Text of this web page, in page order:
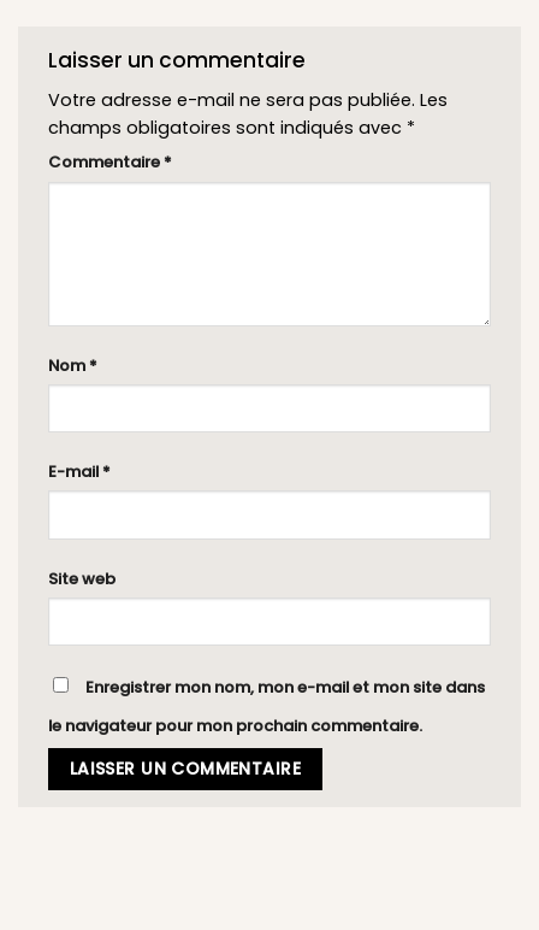
Laisser un commentaire
Votre adresse e-mail ne sera pas publiée. Les
champs obligatoires sont indiqués avec *
Commentaire *
Nom *
E-mail *
Site web
Enregistrer mon nom, mon e-mail et mon site dans
le navigateur pour mon prochain commentaire.